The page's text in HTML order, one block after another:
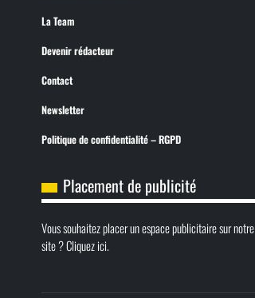
La Team
Devenir rédacteur
Contact
Newsletter
Politique de confidentialité – RGPD
Placement de publicité
Vous souhaitez placer un espace publicitaire sur notre
site ? Cliquez ici.